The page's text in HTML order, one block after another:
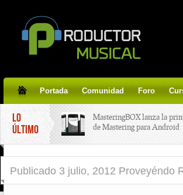
Portada Comunidad Foro
LO
ÚLTIMO
MasteringBOX lanza la
de Mastering para Android
line gratis!
Publicado 3 julio, 2012 Proveyéndo